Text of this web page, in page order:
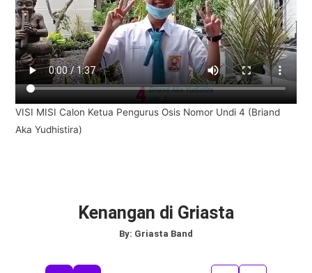
VISI MISI Calon Ketua Pengurus Osis Nomor Undi 4 (Briand
Aka Yudhistira)
Kenangan di Griasta
By: Griasta Band